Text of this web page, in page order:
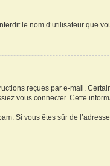
le nom d’utilisateur que
reçues par e-mail.
vous connecter. Cette
Si vous êtes sûr de